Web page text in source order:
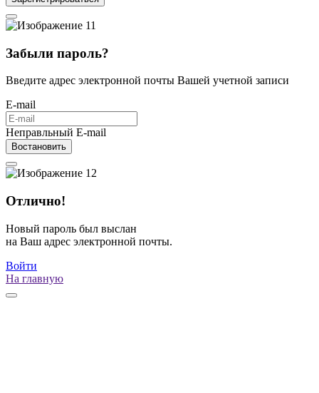
Забыли пароль?
Введите адрес электронной почты Вашей учетной записи
E-mail
Неправльный E-mail
Востановить
Отлично!
Новый пароль был выслан
на Ваш адрес электронной почты.
Войти
На главную